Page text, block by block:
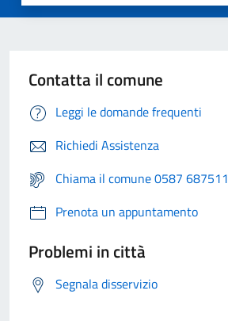
Contatta il comune
Leggi le domande frequenti
Richiedi Assistenza
Chiama il comune 0587 687511
Prenota un appuntamento
Problemi in città
Segnala disservizio